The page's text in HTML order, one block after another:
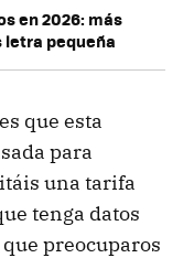
en 2026: más
letra pequeña
que esta
para
una tarifa
tenga datos
preocuparos